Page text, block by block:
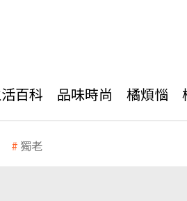
百科 品味時尚 橘煩惱
獨老